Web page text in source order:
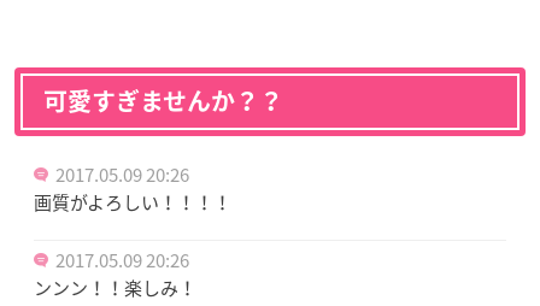
可愛すぎませんか？？
2017.05.09 20:26
画質がよろしい！！！！
2017.05.09 20:26
ンンン！！楽しみ！